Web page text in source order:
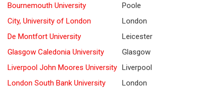
Bournemouth University
Poole
City, University of London
London
De Montfort University
Leicester
Glasgow Caledonia University
Glasgow
Liverpool John Moores University Liverpool
London South Bank University
London